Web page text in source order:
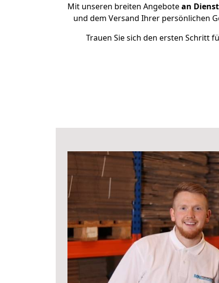
Mit unseren breiten Angebotean
und dem Versand Ihrer persönlichen
Trauen Sie sich den ersten Schritt